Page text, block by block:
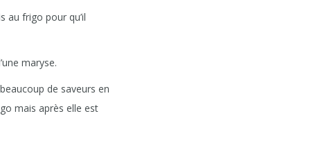
au frigo pour qu’il
maryse.
de saveurs en
mais après elle est